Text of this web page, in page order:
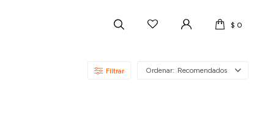
$ 0
Recomendados